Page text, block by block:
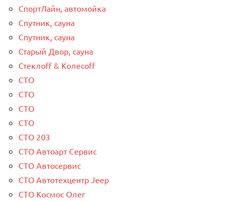
СпортЛайн, автомойка
Спутник, сауна
Спутник, сауна
Старый Двор, сауна
Стеклоff & Колесоff
СТО
СТО
СТО
СТО
СТО 203
СТО Автоарт Сервис
СТО Автосервис
СТО Автотехцентр Jeep
СТО Космос Олег